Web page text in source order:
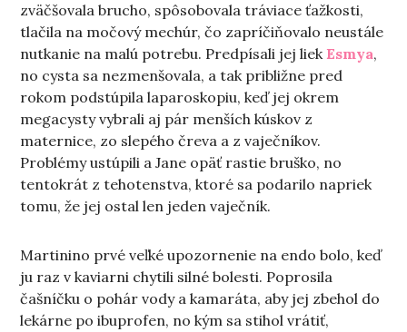
zväčšovala brucho, spôsobovala tráviace ťažkosti,
tlačila na močový mechúr, čo zapríčiňovalo neustále
nutkanie na malú potrebu. Predpísali jej liek Esmya,
no cysta sa nezmenšovala, a tak približne pred
rokom podstúpila laparoskopiu, keď jej okrem
megacysty vybrali aj pár menších kúskov z
maternice, zo slepého čreva a z vaječníkov.
Problémy ustúpili a Jane opäť rastie bruško, no
tentokrát z tehotenstva, ktoré sa podarilo napriek
tomu, že jej ostal len jeden vaječník.
Martinino prvé veľké upozornenie na endo bolo, keď
ju raz v kaviarni chytili silné bolesti. Poprosila
čašníčku o pohár vody a kamaráta, aby jej zbehol do
lekárne po ibuprofen, no kým sa stihol vrátiť,